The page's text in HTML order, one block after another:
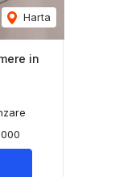
Harta
in